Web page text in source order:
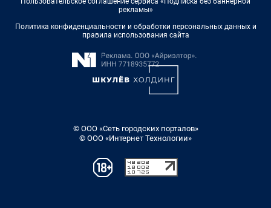
рекламы»
Политика конфиденциальности и обработки персональных данных и
правила использования сайта
© ООО «Сеть городских порталов»
© ООО «Интернет Технологии»